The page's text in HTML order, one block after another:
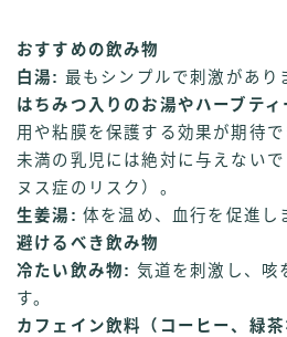
おすすめの飲み物
白湯: 最もシンプルで刺激があり
はちみつ入りのお湯やハーブティ
用や粘膜を保護する効果が期待
未満の乳児には絶対に与えない
ヌス症のリスク）。
生姜湯: 体を温め、血行を促進し
避けるべき飲み物
冷たい飲み物: 気道を刺激し、咳
す。
カフェイン飲料（コーヒー、緑